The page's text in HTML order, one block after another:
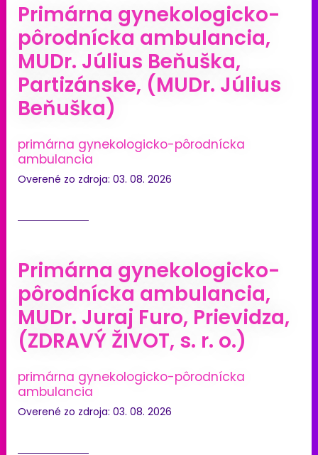
Primárna gynekologicko-
pôrodnícka ambulancia,
MUDr. Július Beňuška,
Partizánske, (MUDr. Július
Beňuška)
primárna gynekologicko-pôrodnícka
ambulancia
Overené zo zdroja: 03. 08. 2026
Primárna gynekologicko-
pôrodnícka ambulancia,
MUDr. Juraj Furo, Prievidza,
(ZDRAVÝ ŽIVOT, s. r. o.)
primárna gynekologicko-pôrodnícka
ambulancia
Overené zo zdroja: 03. 08. 2026